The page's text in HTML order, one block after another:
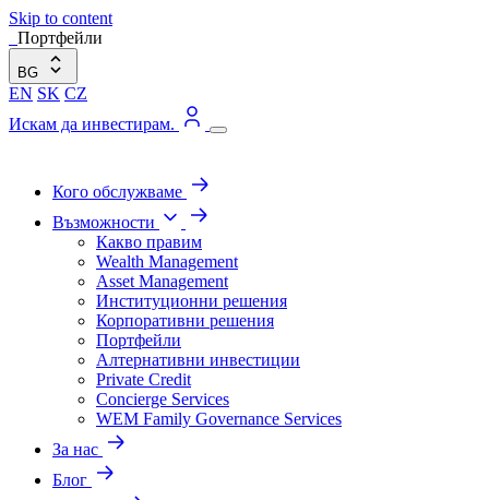
Skip to content
Портфейли
BG
EN SK CZ
Искам да инвестирам.
Кого обслужваме
Възможности
Какво правим
Wealth Management
Asset Management
Институционни решения
Корпоративни решения
Портфейли
Алтернативни инвестиции
Private Credit
Concierge Services
WEM Family Governance Services
За нас
Блог